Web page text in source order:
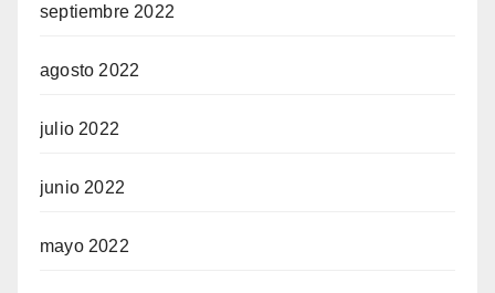
septiembre 2022
agosto 2022
julio 2022
junio 2022
mayo 2022